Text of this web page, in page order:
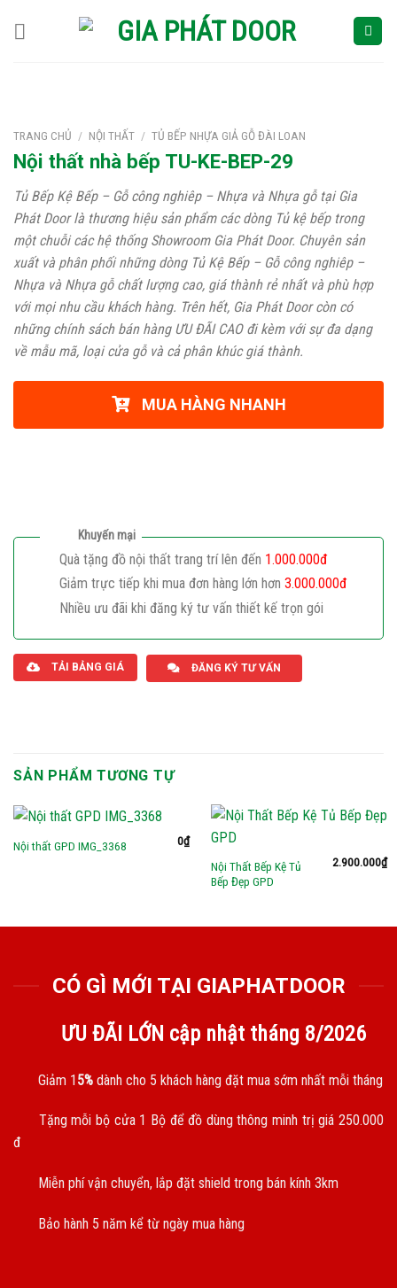
TRANG CHỦ / NỘI THẤT / TỦ BẾP NHỰA GIẢ GỖ ĐÀI LOAN
Nội thất nhà bếp TU-KE-BEP-29
Tủ Bếp Kệ Bếp – Gỗ công nghiêp – Nhựa và Nhựa gỗ tại Gia
Phát Door là thương hiệu sản phẩm các dòng Tủ kệ bếp trong
một chuỗi các hệ thống Showroom Gia Phát Door. Chuyên sản
xuất và phân phối những dòng Tủ Kệ Bếp – Gỗ công nghiêp –
Nhựa và Nhựa gỗ chất lượng cao, giá thành rẻ nhất và phù hợp
với mọi nhu cầu khách hàng. Trên hết, Gia Phát Door còn có
những chính sách bán hàng ƯU ĐÃI CAO đi kèm với sự đa dạng
về mẫu mã, loại cửa gỗ và cả phân khúc giá thành.
MUA HÀNG NHANH
Khuyến mại
Quà tặng đồ nội thất trang trí lên đến 1.000.000đ
Giảm trực tiếp khi mua đơn hàng lớn hơn 3.000.000đ
Nhiều ưu đãi khi đăng ký tư vấn thiết kế trọn gói
TẢI BẢNG GIÁ ĐĂNG KÝ TƯ VẤN
SẢN PHẨM TƯƠNG TỰ
Nội thất GPD IMG_3368 0₫
Nội Thất Bếp Kệ Tủ
Bếp Đẹp GPD
2.900.000₫
CÓ GÌ MỚI TẠI GIAPHATDOOR
ƯU ĐÃI LỚN cập nhật tháng 8/2026
Giảm 15% dành cho 5 khách hàng đặt mua sớm nhất mỗi tháng
Tặng mỗi bộ cửa 1 Bộ để đồ dùng thông minh trị giá 250.000
đ
Miễn phí vận chuyển, lắp đặt shield trong bán kính 3km
Bảo hành 5 năm kể từ ngày mua hàng